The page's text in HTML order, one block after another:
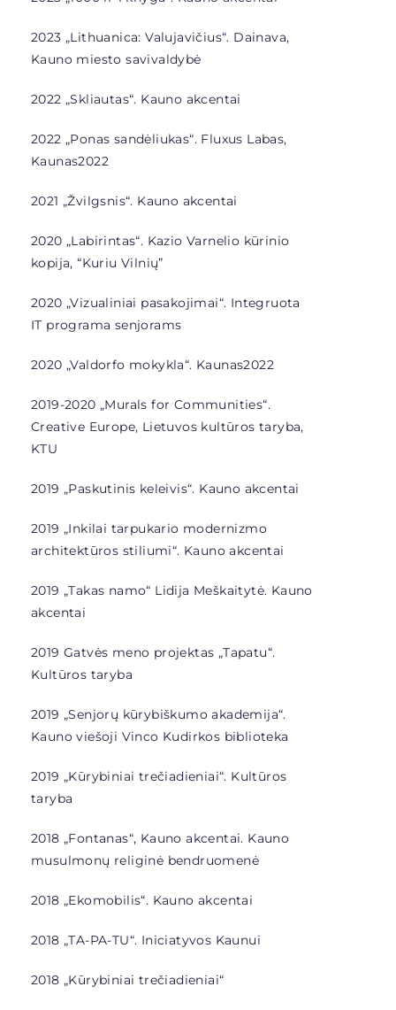
2023 „Lithuanica: Valujavičius“. Dainava,
Kauno miesto savivaldybė
2022 „Skliautas“. Kauno akcentai
2022 „Ponas sandėliukas“. Fluxus Labas,
Kaunas2022
2021 „Žvilgsnis“. Kauno akcentai
2020 „Labirintas“. Kazio Varnelio kūrinio
kopija, “Kuriu Vilnių”
2020 „Vizualiniai pasakojimai“. Integruota
IT programa senjorams
2020 „Valdorfo mokykla“. Kaunas2022
2019-2020 „Murals for Communities“.
Creative Europe, Lietuvos kultūros taryba,
KTU
2019 „Paskutinis keleivis“. Kauno akcentai
2019 „Inkilai tarpukario modernizmo
architektūros stiliumi“. Kauno akcentai
2019 „Takas namo“ Lidija Meškaitytė. Kauno
akcentai
2019 Gatvės meno projektas „Tapatu“.
Kultūros taryba
2019 „Senjorų kūrybiškumo akademija“.
Kauno viešoji Vinco Kudirkos biblioteka
2019 „Kūrybiniai trečiadieniai“. Kultūros
taryba
2018 „Fontanas“, Kauno akcentai. Kauno
musulmonų religinė bendruomenė
2018 „Ekomobilis“. Kauno akcentai
2018 „TA-PA-TU“. Iniciatyvos Kaunui
2018 „Kūrybiniai trečiadieniai“